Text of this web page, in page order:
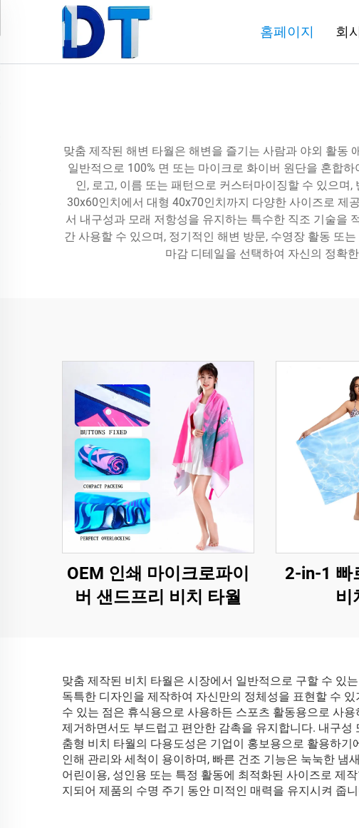
홈페이지 회
맞춤 제작된 해변 타월은 해변을 즐기는 사람과 야외 활동
일반적으로 100% 면 또는 마이크로 화이버 원단을 혼합
인, 로고, 이름 또는 패턴으로 커스터마이징할 수 있으
30x60인치에서 대형 40x70인치까지 다양한 사이즈로 제
서 내구성과 모래 저항성을 유지하는 특수한 직조 기술을
간 사용할 수 있으며, 정기적인 해변 방문, 수영장 활동 또
마감 디테일을 선택하여 자신의 정확
OEM 인쇄 마이크로파이
버 샌드프리 비치 타월
2-in-1 빠
비
맞춤 제작된 비치 타월은 시장에서 일반적으로 구할 수 있
독특한 디자인을 제작하여 자신만의 정체성을 표현할 수
수 있는 점은 휴식용으로 사용하든 스포츠 활동용으로 사
제거하면서도 부드럽고 편안한 감촉을 유지합니다. 내구
춤형 비치 타월의 다용도성은 기업이 홍보용으로 활용하
인해 관리와 세척이 용이하며, 빠른 건조 기능은 눅눅한 냄
어린이용, 성인용 또는 특정 활동에 최적화된 사이즈로 제
지되어 제품의 수명 주기 동안 미적인 매력을 유지시켜 줍